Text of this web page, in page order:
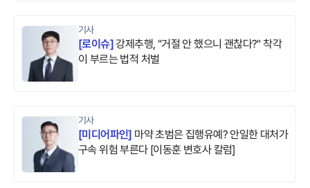
기사
[로이슈]강제추행, "거절 안 했으니 괜찮다?" 착각
이 부르는 법적 처벌
기사
[미디어파인] 마약 초범은 집행유예? 안일한 대처가
구속 위험 부른다 [이동훈 변호사 칼럼]